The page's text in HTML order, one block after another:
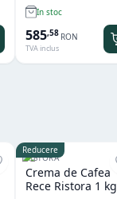
In stoc
585,58 RON
TVA inclus
Reducere
RISTORA
Crema de Cafea
Rece Ristora 1 kg